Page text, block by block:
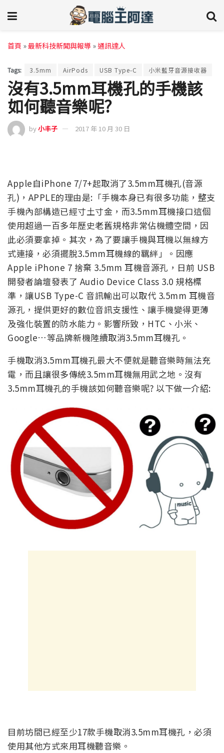
首頁 »最新科技新聞與報導 »通訊達人
Tags: 3.5mm AirPods USB Type-C 小米藍牙音源接收器
沒有3.5mm耳機孔的手機該
如何聽音樂呢?
by小丰子 2017 年 10 月 30 日
Apple自iPhone 7/7+起取消了3.5mm耳機孔(音源
孔)，APPLE的理由是:「手機本身已有很多功能，整支
手機內部構造已經寸土寸金，而3.5mm耳機接口這個
使用超過一百多年歷史老舊規格非常佔機體空間，因
此必須要拿掉。其次，為了要讓手機與耳機以無線方
式連接，必須擺脫3.5mm耳機線的羈絆」。因應
Apple iPhone 7 捨棄 3.5mm 耳機音源孔，日前 USB
開發者論壇發表了 Audio Device Class 3.0 規格標
準，讓USB Type-C 音訊輸出可以取代 3.5mm 耳機音
源孔，提供更好的數位音訊支援性、讓手機變得更薄
及強化裝置的防水能力。影響所致，HTC、小米、
Google…等品牌新機陸續取消3.5mm耳機孔。
手機取消3.5mm耳機孔最大不便就是聽音樂時無法充
電，而且讓很多傳統3.5mm耳機無用武之地。沒有
3.5mm耳機孔的手機該如何聽音樂呢? 以下做一介紹:
目前坊間已經至少17款手機取消3.5mm耳機孔，必須
使用其他方式來用耳機聽音樂。